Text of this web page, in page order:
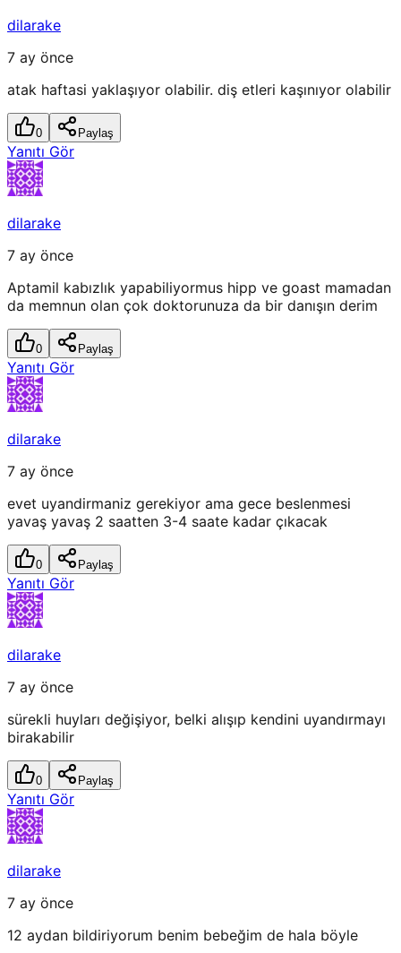
dilarake
7 ay önce
atak haftasi yaklaşıyor olabilir. diş etleri kaşınıyor olabilir
0 Paylaş
Yanıtı Gör
dilarake
7 ay önce
Aptamil kabızlık yapabiliyormus hipp ve goast mamadan
da memnun olan çok doktorunuza da bir danışın derim
0 Paylaş
Yanıtı Gör
dilarake
7 ay önce
evet uyandirmaniz gerekiyor ama gece beslenmesi
yavaş yavaş 2 saatten 3-4 saate kadar çıkacak
0 Paylaş
Yanıtı Gör
dilarake
7 ay önce
sürekli huyları değişiyor, belki alışıp kendini uyandırmayı
birakabilir
0 Paylaş
Yanıtı Gör
dilarake
7 ay önce
12 aydan bildiriyorum benim bebeğim de hala böyle